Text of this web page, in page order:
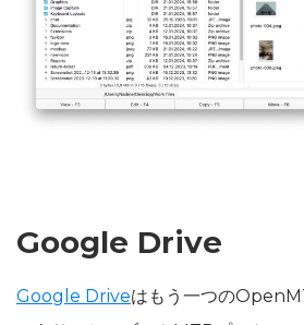
Google Drive
Google Driveはもう一つの